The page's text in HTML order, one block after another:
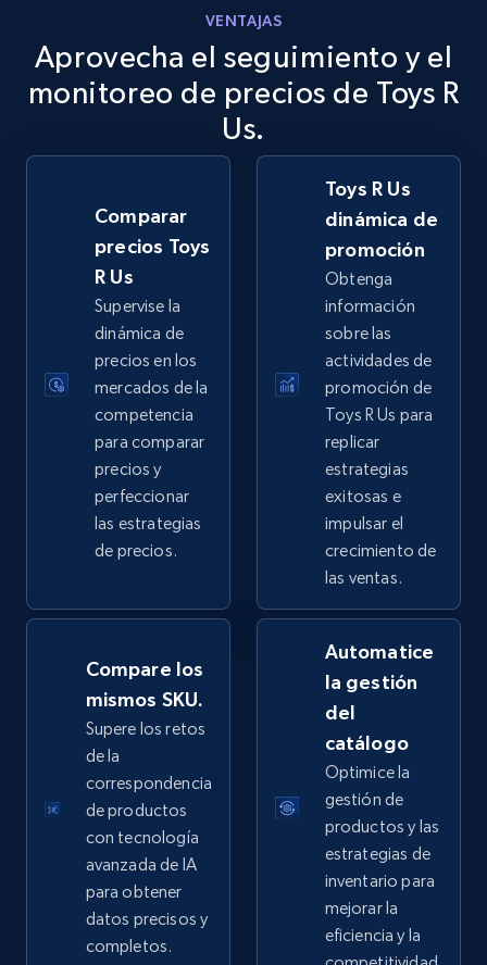
eBay
URL, Product id, Title, Seller name, Seller rating,
Seller reviews, Breadcrumbs, Root category, and
Comenzar ahora
eBay - Gather data on products using
specified keywords
URL, Product id, Title, Seller name, Seller rating,
Seller reviews, Breadcrumbs, Root category, and
2.5K+ Comenzar ahora
eBay - Collect products from shops on eBay
URL, Product id, Title, Seller name, Seller rating,
Seller reviews, Breadcrumbs, Root category, and
2.5K+ 359+ Comenzar ahora
eBay - Collect records by category
URL, Product id, Title, Seller name, Seller rating,
Seller reviews, Breadcrumbs, Root category, and
more.
2.5K+ Comenzar ahora
VENTAJAS
Aprovecha el seguimiento y el
monitoreo de precios de Toys R
Us.
Comparar
precios Toys
R Us
Supervise la
dinámica de
precios en los
mercados de la
competencia
para comparar
precios y
perfeccionar
las estrategias
de precios.
Toys R Us
dinámica de
promoción
Obtenga
información
sobre las
actividades de
promoción de
Toys R Us para
replicar
estrategias
exitosas e
impulsar el
crecimiento de
las ventas.
Compare los
mismos SKU.
Supere los retos
de la
correspondencia
de productos
con tecnología
avanzada de IA
para obtener
datos precisos y
completos.
Automatice
la gestión
del
catálogo
Optimice la
gestión de
productos y las
estrategias de
inventario para
mejorar la
eficiencia y la